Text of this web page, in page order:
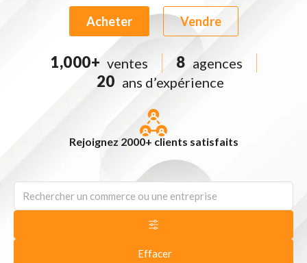
Acheter Vendre
ventes
1,000+ agences
8
ans d’expérience
20
Rejoignez 2000+ clients satisfaits
Effacer